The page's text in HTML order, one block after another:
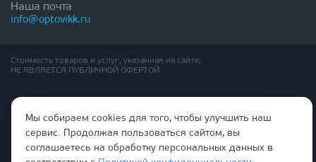
Наша почта
info@optovikk.ru
Стоимость товаров и услуг, указанная на сайте,
НЕ ЯВЛЯЕТСЯ ПУБЛИЧНОЙ ОФЕРТОЙ
Правила эксплутации входных и межкомнатных дверей
Политика обработки персональных данных
Согласие на обработку персональных данных
Мы собираем cookies для того, чтобы улучшить наш
сервис. Продолжая пользоваться сайтом, вы
соглашаетесь на обработку персональных данных в